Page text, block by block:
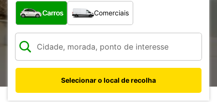
Que tipo de veículo pretende?
Carros Comerciais
Selecionar o local de recolha